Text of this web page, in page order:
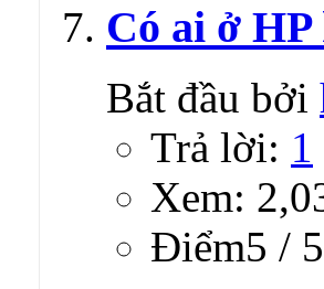
Có ai ở
Bắt đầu bởi
Trả lời: 1
Xem:
Ðiểm5 / 5